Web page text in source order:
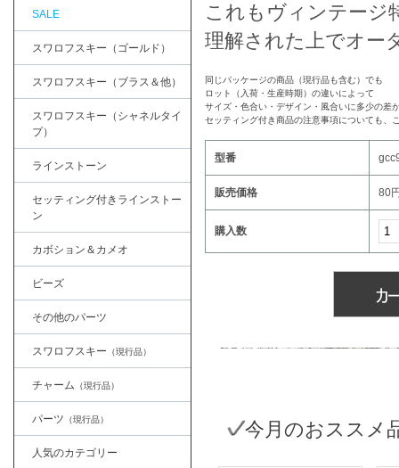
これもヴィンテージ
理解された上でオー
同じパッケージの商品（現行品も含む）でも
ロット（入荷・生産時期）の違いによって
サイズ・色合い・デザイン・風合いに多少の差
セッティング付き商品の注意事項についても、
型番
販売価格 80
購入数
今月のおススメ
SALE
スワロフスキー（ゴールド）
スワロフスキー（ブラス＆他）
スワロフスキー（シャネルタイ
プ）
ラインストーン
セッティング付きラインストー
ン
カボション＆カメオ
ビーズ
その他のパーツ
スワロフスキー （現行品）
チャーム （現行品）
パーツ （現行品）
人気のカテゴリー